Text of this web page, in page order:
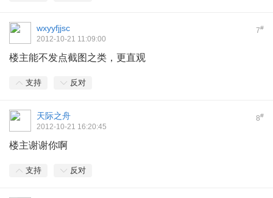
7#
wxyyfjjsc
2012-10-21 11:09:00
楼主能不发点截图之类，更直观
支持 反对
8#
天际之舟
2012-10-21 16:20:45
楼主谢谢你啊
支持 反对